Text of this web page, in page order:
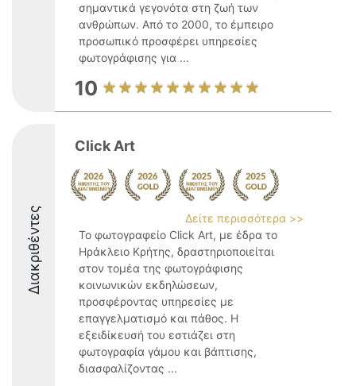
σημαντικά γεγονότα στη ζωή των
ανθρώπων. Από το 2000, το έμπειρο
προσωπικό προσφέρει υπηρεσίες
φωτογράφισης για ...
10
Διακριθέντες
Click Art
Δείτε περισσότερα >>
Το φωτογραφείο Click Art, με έδρα το
Ηράκλειο Κρήτης, δραστηριοποιείται
στον τομέα της φωτογράφισης
κοινωνικών εκδηλώσεων,
προσφέροντας υπηρεσίες με
επαγγελματισμό και πάθος. Η
εξειδίκευσή του εστιάζει στη
φωτογραφία γάμου και βάπτισης,
διασφαλίζοντας ...